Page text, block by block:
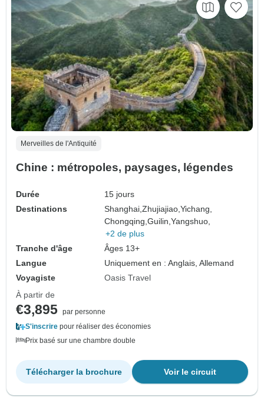
Merveilles de l'Antiquité
Chine : métropoles, paysages, légendes
Durée
15 jours
Destinations
Shanghai,Zhujiajiao,Yichang,
Chongqing,Guilin,Yangshuo,
+2 de plus
Tranche d'âge
Âges 13+
Langue
Uniquement en : Anglais, Allemand
Voyagiste
Oasis Travel
À partir de
€3,895 par personne
S'inscrire pour réaliser des économies
Prix basé sur une chambre double
Voir le circuit
Télécharger la brochure